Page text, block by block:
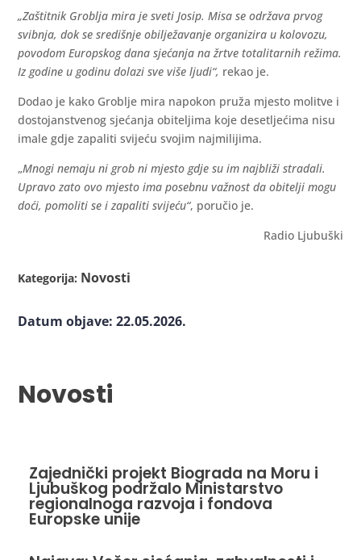
„Zaštitnik Groblja mira je sveti Josip. Misa se održava prvog
svibnja, dok se središnje obilježavanje organizira u kolovozu,
povodom Europskog dana sjećanja na žrtve totalitarnih režima.
Iz godine u godinu dolazi sve više ljudi“, rekao je.
Dodao je kako Groblje mira napokon pruža mjesto molitve i
dostojanstvenog sjećanja obiteljima koje desetljećima nisu
imale gdje zapaliti svijeću svojim najmilijima.
„Mnogi nemaju ni grob ni mjesto gdje su im najbliži stradali.
Upravo zato ovo mjesto ima posebnu važnost da obitelji mogu
doći, pomoliti se i zapaliti svijeću“, poručio je.
Radio Ljubuški
Kategorija: Novosti
Datum objave: 22.05.2026.
Novosti
Zajednički projekt Biograda na Moru i
Ljubuškog podržalo Ministarstvo
regionalnoga razvoja i fondova
Europske unije